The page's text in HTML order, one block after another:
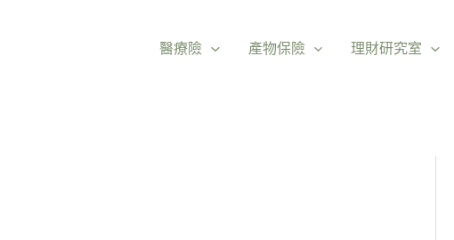
醫療險 產物保險 理財研究室